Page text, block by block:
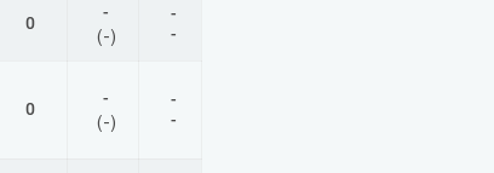
0
-
(-)
-
-
0
-
(-)
-
-